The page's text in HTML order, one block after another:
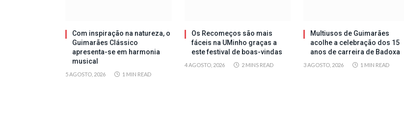
Com inspiração na natureza, o
Guimarães Clássico
apresenta-se em harmonia
musical
5 AGOSTO, 2026 1 MIN READ
Os Recomeços são mais
fáceis na UMinho graças a
este festival de boas-vindas
4 AGOSTO, 2026 2 MINS READ
Multiusos de Guimarães
acolhe a celebração dos 15
anos de carreira de Badoxa
3 AGOSTO, 2026 1 MIN READ